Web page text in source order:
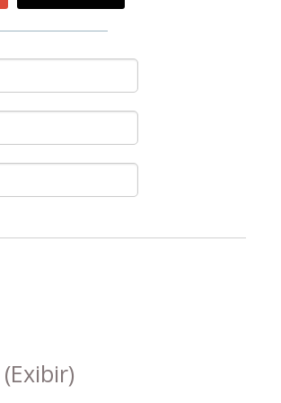
(Exibir)